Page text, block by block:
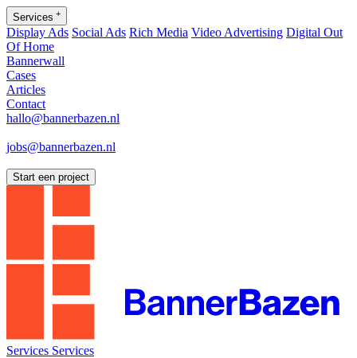
Services +
Display Ads Social Ads Rich Media Video Advertising Digital Out
Of Home
Bannerwall
Cases
Articles
Contact
hallo@bannerbazen.nl
jobs@bannerbazen.nl
Start een project
Services Services